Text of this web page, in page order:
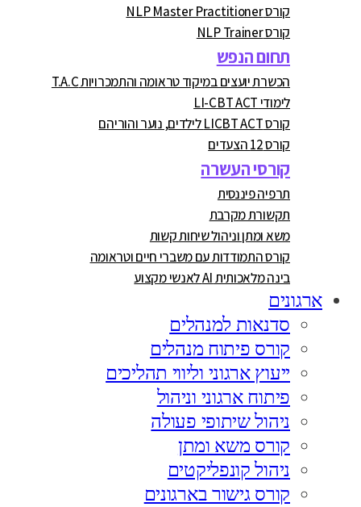
קורס NLP Master Practitioner
קורס NLP Trainer
תחום הנפש
הכשרת יועצים במיקוד טראומה והתמכרויות T.A.C
לימודי LI-CBT ACT
קורס LICBT ACT לילדים, נוער והוריהם
קורס 12 הצעדים
קורסי העשרה
תרפיה פיננסית
תקשורת מקרבת
משא ומתן וניהול שיחות קשות
קורס התמודדות עם משברי חיים וטראומה
בינה מלאכותית AI לאנשי מקצוע
ארגונים
סדנאות למנהלים
קורס פיתוח מנהלים
ייעוץ ארגוני וליווי תהליכים
פיתוח ארגוני וניהול
ניהול שיתופי פעולה
קורס משא ומתן
ניהול קונפליקטים
קורס גישור בארגונים